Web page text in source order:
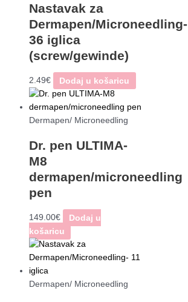
Nastavak za
Dermapen/Microneedling-
36 iglica
(screw/gewinde)
2.49€ Dodaj u košaricu
Dermapen/ Microneedling
Dr. pen ULTIMA-
M8
dermapen/microneedling
pen
149.00€
Dodaj u
košaricu
Dermapen/ Microneedling